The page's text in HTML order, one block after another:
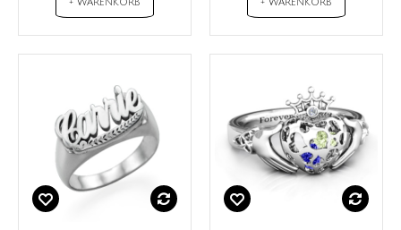
+ WARENKORB + WARENKORB